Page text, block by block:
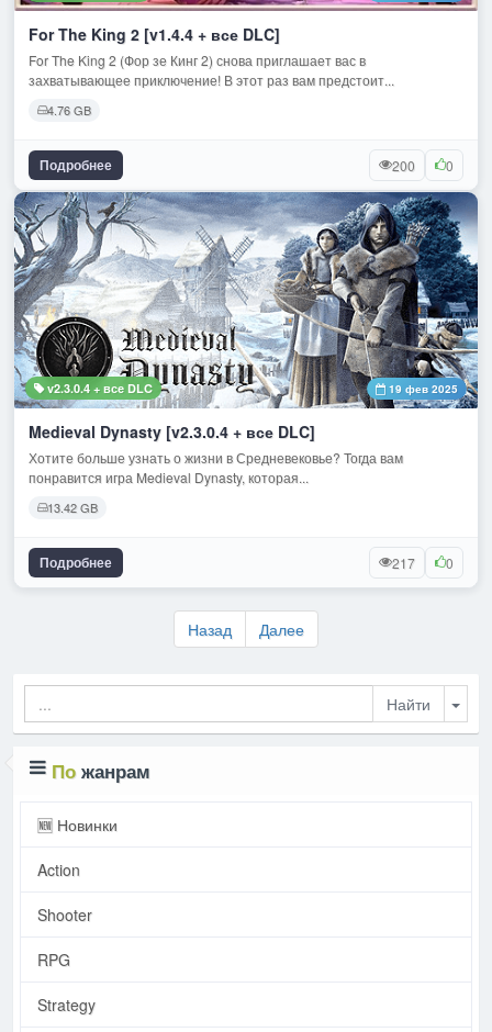
For The King 2 [v1.4.4 + все DLC]
For The King 2 (Фор зе Кинг 2) снова приглашает вас в
захватывающее приключение! В этот раз вам предстоит...
4.76 GB
Подробнее 200 0
v2.3.0.4 + все DLC 19 фев 2025
Medieval Dynasty [v2.3.0.4 + все DLC]
Хотите больше узнать о жизни в Средневековье? Тогда вам
понравится игра Medieval Dynasty, которая...
13.42 GB
Подробнее 217 0
Назад Далее
По жанрам
🆕 Новинки
Action
Shooter
RPG
Strategy